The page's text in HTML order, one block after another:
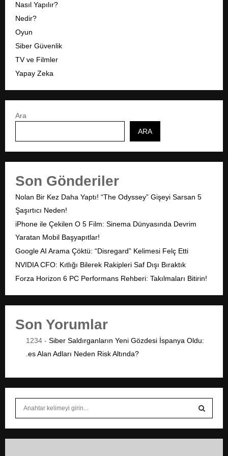
Nasıl Yapılır?
Nedir?
Oyun
Siber Güvenlik
TV ve Filmler
Yapay Zeka
Ara
ARA
Son Gönderiler
Nolan Bir Kez Daha Yaptı! “The Odyssey” Gişeyi Sarsan 5
Şaşırtıcı Neden!
iPhone ile Çekilen O 5 Film: Sinema Dünyasında Devrim
Yaratan Mobil Başyapıtlar!
Google AI Arama Çöktü: “Disregard” Kelimesi Felç Etti
NVIDIA CFO: Kıtlığı Bilerek Rakipleri Saf Dışı Bıraktık
Forza Horizon 6 PC Performans Rehberi: Takılmaları Bitirin!
Son Yorumlar
1234 - Siber Saldırganların Yeni Gözdesi İspanya Oldu:
.es Alan Adları Neden Risk Altında?
S